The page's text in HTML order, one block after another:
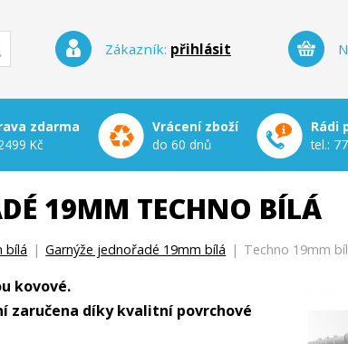
Zákazník: přihlásit
zdarma
Kč
Vrácení zboží
do 60 dnů
Rádi
tel.:
19MM TECHNO BÍLÁ
bílá | Garnýže jednořadé 19mm bílá | Techno 19mm
kovové.
zaručena díky kvalitní povrchové